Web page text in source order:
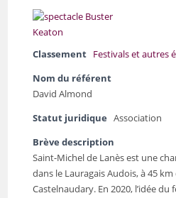
Classement Festivals et autres
Nom du référent
David Almond
Statut juridique
Association
Brève description
Saint-Michel de Lanès est une
dans le Lauragais Audois, à 45
Castelnaudary. En 2020, l’idée